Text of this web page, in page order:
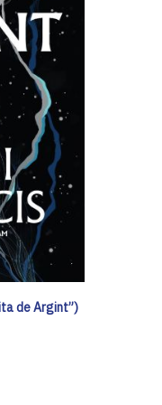
de Argint”)